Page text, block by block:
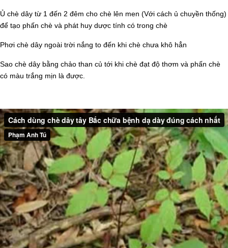
Ủ chè dây từ 1 đến 2 đêm cho chè lên men (Với cách ủ chuyền thống)
để tạo phấn chè và phát huy dược tính có trong chè
Phơi chè dây ngoài trời nắng to đến khi chè chưa khô hẳn
Sao chè dây bằng chảo than củ tới khi chè đạt độ thơm và phấn chè
có màu trắng mịn là được.